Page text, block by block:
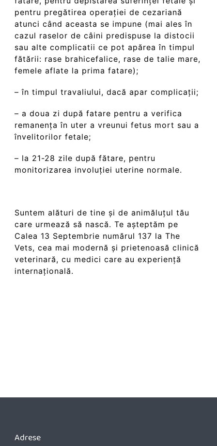
pentru pregătirea operației de cezariană
atunci când aceasta se impune (mai ales în
cazul raselor de câini predispuse la distocii
sau alte complicatii ce pot apărea în timpul
fătării: rase brahicefalice, rase de talie mare,
femele aflate la prima fatare);
– în timpul travaliului, dacă apar complicații;
– a doua zi după fatare pentru a verifica
remanența în uter a vreunui fetus mort sau a
învelitorilor fetale;
– la 21-28 zile după fătare, pentru
monitorizarea involuției uterine normale.
Suntem alături de tine și de animăluțul tău
care urmează să nască. Te așteptăm pe
Calea 13 Septembrie numărul 137 la The
Vets, cea mai modernă și prietenoasă clinică
veterinară, cu medici care au experiență
internațională.
Adrese